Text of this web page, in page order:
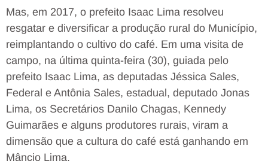
Mas, em 2017, o prefeito Isaac Lima resolveu
resgatar e diversificar a produção rural do Município,
reimplantando o cultivo do café. Em uma visita de
campo, na última quinta-feira (30), guiada pelo
prefeito Isaac Lima, as deputadas Jéssica Sales,
Federal e Antônia Sales, estadual, deputado Jonas
Lima, os Secretários Danilo Chagas, Kennedy
Guimarães e alguns produtores rurais, viram a
dimensão que a cultura do café está ganhando em
Mâncio Lima.